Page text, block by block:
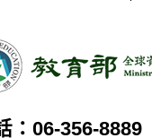
：06-356-8889